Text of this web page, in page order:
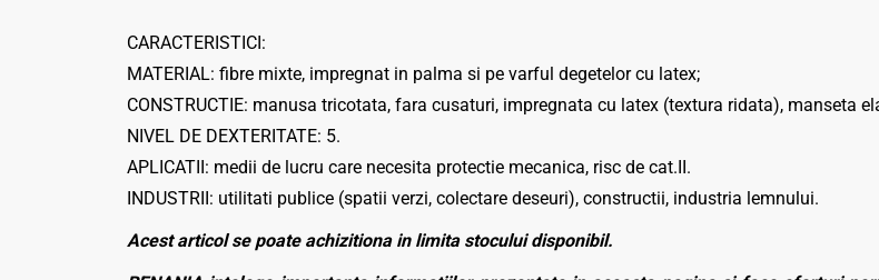
CARACTERISTICI:
MATERIAL: fibre mixte, impregnat in palma si pe varful degetelor cu latex;
CONSTRUCTIE: manusa tricotata, fara cusaturi, impregnata cu latex (textura ridata), manseta
NIVEL DE DEXTERITATE: 5.
APLICATII: medii de lucru care necesita protectie mecanica, risc de cat.II.
INDUSTRII: utilitati publice (spatii verzi, colectare deseuri), constructii, industria lemnului.
Acest articol se poate achizitiona in limita stocului disponibil.